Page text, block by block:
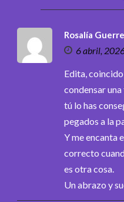
Rosalía
6 abril,
Edita,
condensar
tú lo has
pegados a la
Y me encanta
correcto
es otra cosa.
Un abrazo y